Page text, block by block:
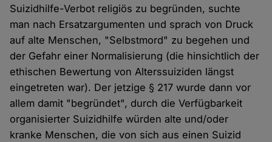
Suizidhilfe-Verbot religiös zu begründen, suchte
man nach Ersatzargumenten und sprach von Druck
auf alte Menschen, "Selbstmord" zu begehen und
der Gefahr einer Normalisierung (die hinsichtlich der
ethischen Bewertung von Alterssuiziden längst
eingetreten war). Der jetzige § 217 wurde dann vor
allem damit "begründet", durch die Verfügbarkeit
organisierter Suizidhilfe würden alte und/oder
kranke Menschen, die von sich aus einen Suizid